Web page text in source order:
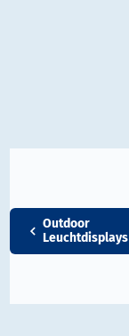
Outdoor
Leuchtdisplays